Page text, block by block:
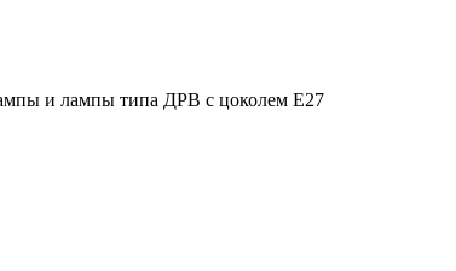
и лампы типа ДРВ с цоколем Е27